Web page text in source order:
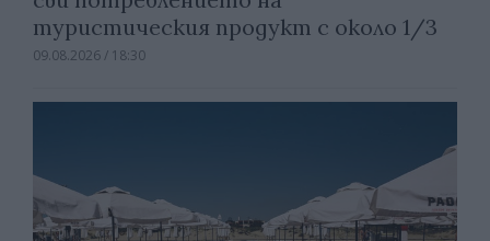
туристическия продукт с около 1/3
09.08.2026 / 18:30